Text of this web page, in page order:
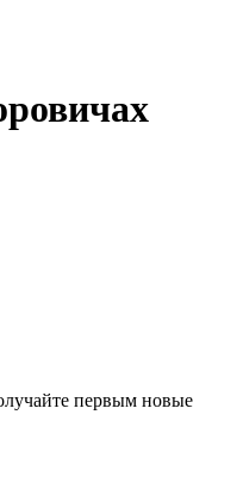
первым новые